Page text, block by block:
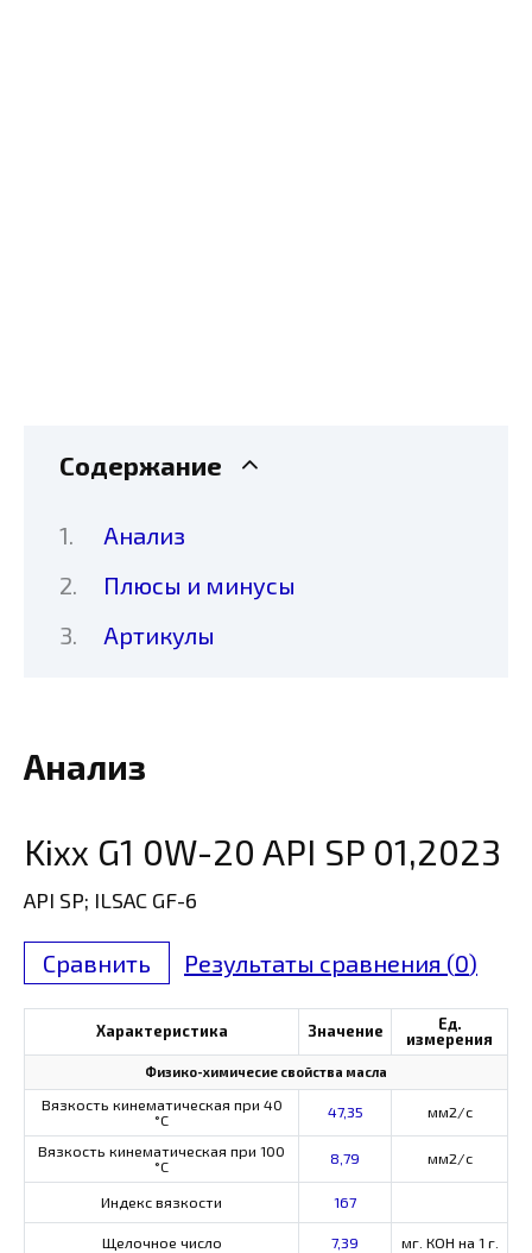
Содержание
Анализ
Плюсы и минусы
Артикулы
Анализ
Kixx G1 0W-20 API SP 01,2023
API SP; ILSAC GF-6
Сравнить Результаты сравнения (0)
Характеристика Значение
Ед.
измерения
Физико-химичесие свойства масла
Вязкость кинематическая при 40
°С
47,35 мм2/с
Вязкость кинематическая при 100
°С
8,79 мм2/с
Индекс вязкости 167
Щелочное число 7,39 мг. КОН на 1 г.